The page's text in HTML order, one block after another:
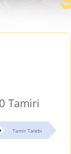
Tamiri
Tamir Talebi